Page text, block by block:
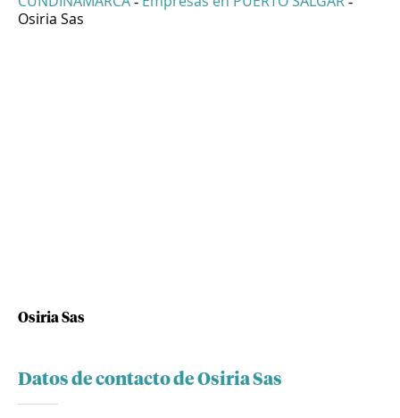
Osiria Sas
Osiria Sas
Datos de contacto de Osiria Sas